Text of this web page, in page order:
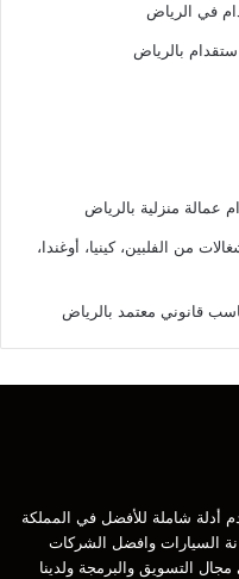
في الرياض
بالرياض
عمالة منزلية بالرياض
من الفلبين، كينيا، أوغندا،
قانوني معتمد بالرياض
أدلة شاملة للأفضل في المملكة
السيارات وافضل الشركات
التسويق والبرمجة ولدينا